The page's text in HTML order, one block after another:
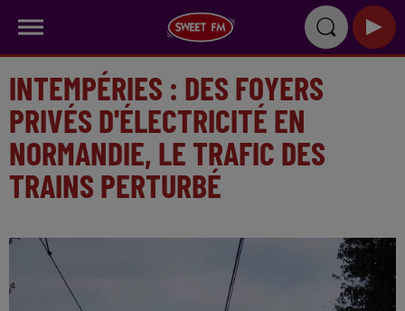
INTEMPÉRIES : DES FOYERS
PRIVÉS D'ÉLECTRICITÉ EN
NORMANDIE, LE TRAFIC DES
TRAINS PERTURBÉ